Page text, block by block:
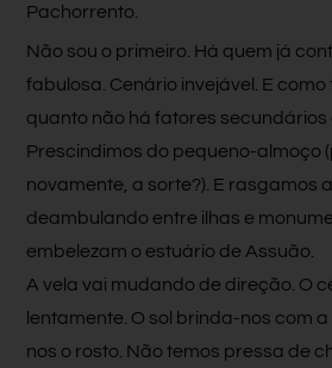
Pachorrento.
Não sou o primeiro. Há quem já
fabulosa. Cenário invejável. E
quanto não há fatores secundários
Prescindimos do pequeno-almoço
novamente, a sorte?). E rasgamos
deambulando entre ilhas e
embelezam o estuário de Assuão.
A vela vai mudando de direção. O
lentamente. O sol brinda-nos com
nos o rosto. Não temos pressa de